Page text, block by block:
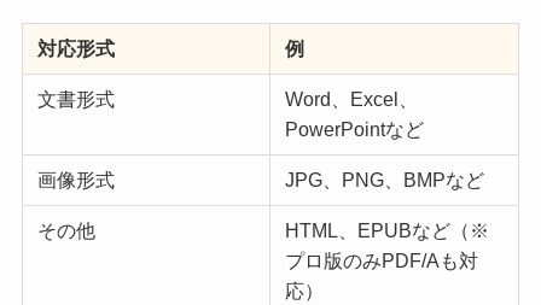
対応形式 例
文書形式
Word、Excel、
PowerPointなど
画像形式 JPG、PNG、BMPなど
その他
HTML、EPUBなど（※
プロ版のみPDF/Aも対
応）